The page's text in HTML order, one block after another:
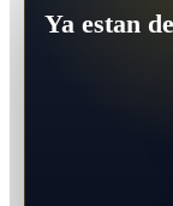
Ya estan